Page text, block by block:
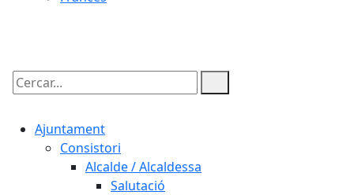
Cercar:
Ajuntament
Consistori
Alcalde / Alcaldessa
Salutació